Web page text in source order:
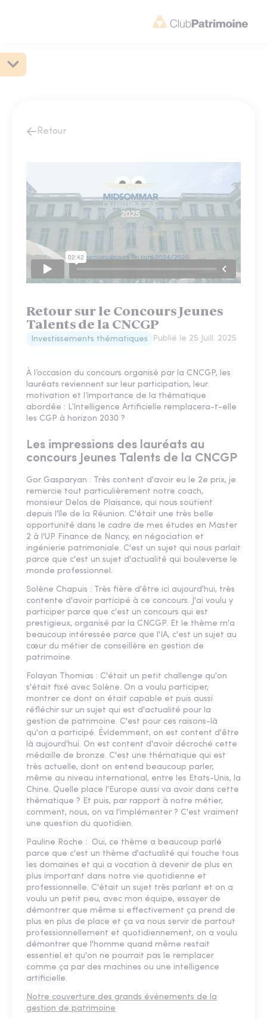
Retour
Retour sur le Concours Jeunes
Talents de la CNCGP
Investissements thématiques Publié le 25 Juill. 2025
À l’occasion du concours organisé par la CNCGP, les
lauréats reviennent sur leur participation, leur
motivation et l’importance de la thématique
abordée : L’Intelligence Artificielle remplacera-t-elle
les CGP à horizon 2030 ?
Les impressions des lauréats au
concours Jeunes Talents de la CNCGP
Gor Gasparyan : Très content d'avoir eu le 2e prix, je
remercie tout particulièrement notre coach,
monsieur Delos de Plaisance, qui nous soutient
depuis l'île de la Réunion. C'était une très belle
opportunité dans le cadre de mes études en Master
2 à l'UP Finance de Nancy, en négociation et
ingénierie patrimoniale. C'est un sujet qui nous parlait
parce que c'est un sujet d'actualité qui bouleverse le
monde professionnel.
Solène Chapuis : Très fière d'être ici aujourd'hui, très
contente d'avoir participé à ce concours. J'ai voulu y
participer parce que c'est un concours qui est
prestigieux, organisé par la CNCGP. Et le thème m'a
beaucoup intéressée parce que l'IA, c'est un sujet au
cœur du métier de conseillère en gestion de
patrimoine.
Folayan Thomias : C'était un petit challenge qu'on
s'était fixé avec Solène. On a voulu participer,
montrer ce dont on était capable et puis aussi
réfléchir sur un sujet qui est d'actualité pour la
gestion de patrimoine. C'est pour ces raisons-là
qu'on a participé. Évidemment, on est content d'être
là aujourd'hui. On est content d'avoir décroché cette
médaille de bronze. C'est une thématique qui est
très actuelle, dont on entend beaucoup parler,
même au niveau international, entre les Etats-Unis, la
Chine. Quelle place l'Europe aussi va avoir dans cette
thématique ? Et puis, par rapport à notre métier,
comment, nous, on va l'implémenter ? C'est vraiment
une question du quotidien.
Pauline Roche : Oui, ce thème a beaucoup parlé
parce que c'est un thème d'actualité qui touche tous
les domaines et qui a vocation à devenir de plus en
plus important dans notre vie quotidienne et
professionnelle. C'était un sujet très parlant et on a
voulu un petit peu, avec mon équipe, essayer de
démontrer que même si effectivement ça prend de
plus en plus de place et ça va nous servir de partout
professionnellement et quotidiennement, on a voulu
démontrer que l'homme quand même restait
essentiel et qu'on ne pourrait pas le remplacer
comme ça par des machines ou une intelligence
artificielle.
Notre couverture des grands événements de la
gestion de patrimoine